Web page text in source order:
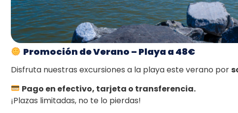
Promoción de Verano – Playa a 48€
Disfruta nuestras excursiones a la playa este verano por
Pago en efectivo, tarjeta o transferencia.
¡Plazas limitadas, no te lo pierdas!